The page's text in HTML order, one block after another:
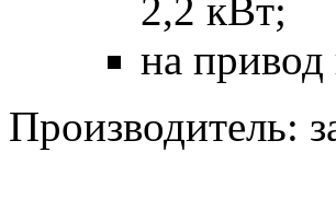
2,2 кВт;
на
Производитель: